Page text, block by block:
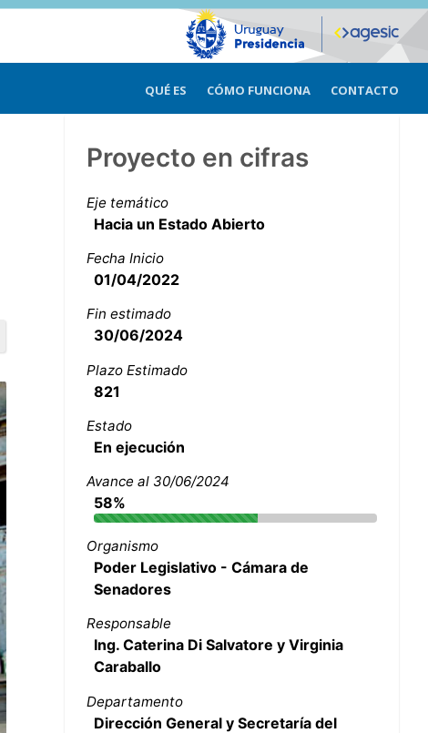
QUÉ ES CÓMO FUNCIONA CONTACTO
Proyecto en cifras
Eje temático
Hacia un Estado Abierto
Fecha Inicio
01/04/2022
Fin estimado
30/06/2024
Plazo Estimado
821
Estado
En ejecución
Avance al 30/06/2024
58%
Organismo
Poder Legislativo - Cámara de
Senadores
Responsable
Ing. Caterina Di Salvatore y Virginia
Caraballo
Departamento
Dirección General y Secretaría del